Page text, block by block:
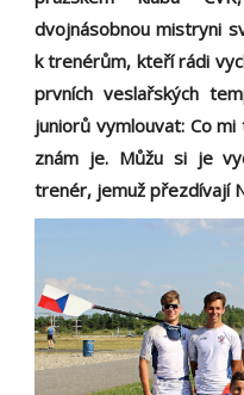
dvojnásobnou mistryni
k trenérům, kteří rádi
prvních veslařských
juniorů vymlouvat: Co
znám je. Můžu si je
trenér, jemuž přezdívají